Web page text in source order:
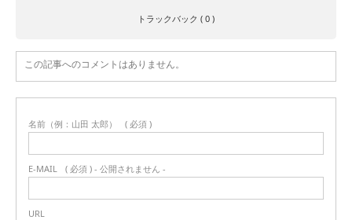
トラックバック ( 0 )
この記事へのコメントはありません。
名前（例：山田 太郎） ( 必須 )
E-MAIL ( 必須 ) - 公開されません -
URL